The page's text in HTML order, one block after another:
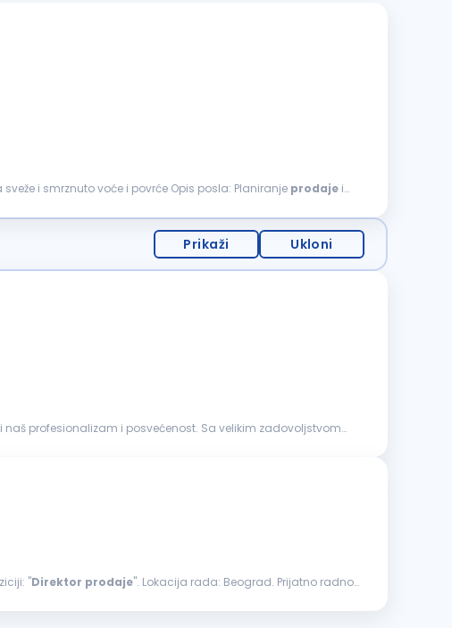
za sveže i smrznuto voće i povrće Opis posla: Planiranje prodaje i
Prikaži Ukloni
profesionalizam i posvećenost. Sa velikim zadovoljstvom
"Direktor prodaje". Lokacija rada: Beograd. Prijatno radno